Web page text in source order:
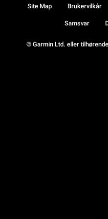
© Garmin Ltd. eller
Site Map Brukervilkår
Samsvar